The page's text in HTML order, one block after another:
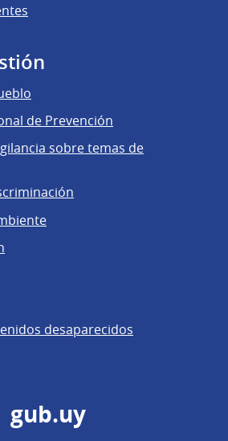
de Prevención
sobre temas de
desaparecidos
gub.uy